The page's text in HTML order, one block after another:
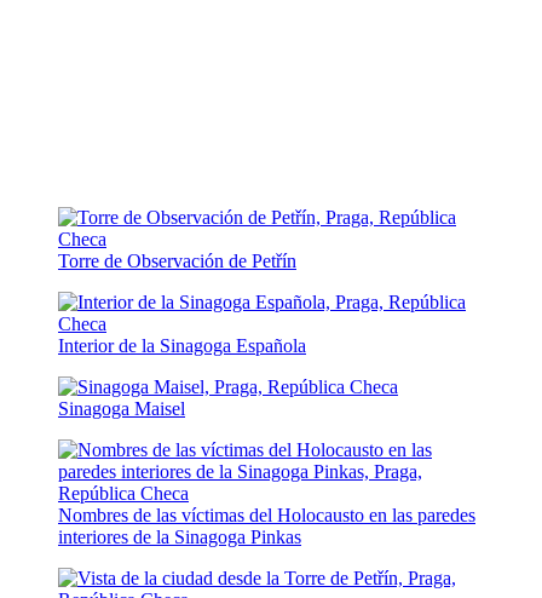
Torre de Observación de Petřín
Interior de la Sinagoga Española
Sinagoga Maisel
Nombres de las víctimas del Holocausto en las paredes
interiores de la Sinagoga Pinkas